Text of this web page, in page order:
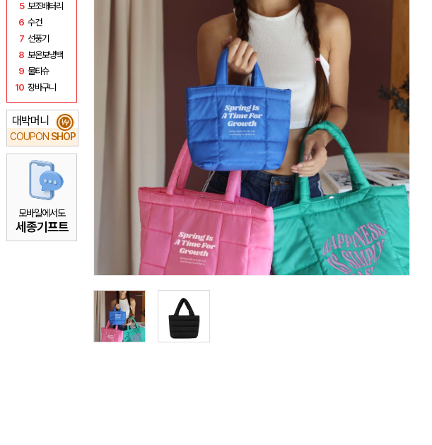
5 보조배터리
6 수건
7 선풍기
8 보온보냉백
9 물티슈
10 장바구니
대박머니
COUPON SHOP
₩
모바일에서도
세종기프트